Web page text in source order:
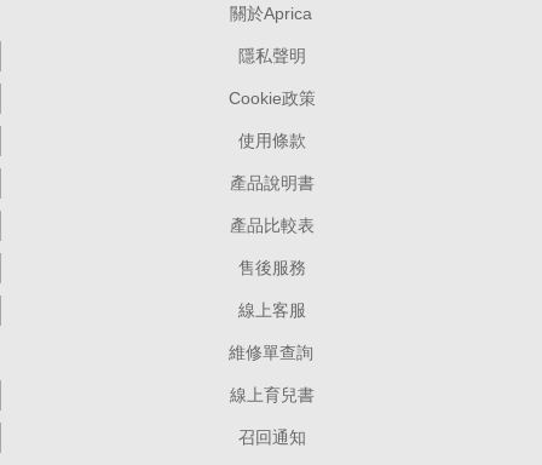
關於Aprica
隱私聲明
Cookie政策
使用條款
產品說明書
產品比較表
售後服務
線上客服
維修單查詢
線上育兒書
召回通知